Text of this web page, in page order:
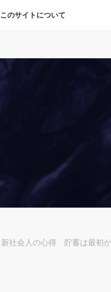
このサイトについて
新社会人の心得 貯蓄は最初